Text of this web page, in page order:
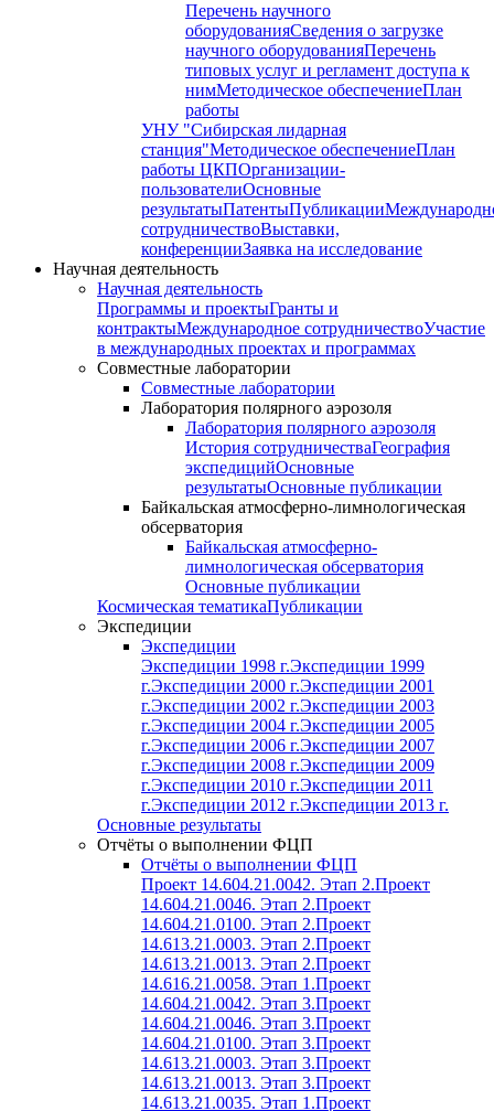
Перечень научного
оборудованияСведения о загрузке
научного оборудованияПеречень
типовых услуг и регламент доступа к
нимМетодическое обеспечениеПлан
работы
УНУ "Сибирская лидарная
станция"Методическое обеспечениеПлан
работы ЦКПОрганизации-
пользователиОсновные
результатыПатентыПубликации
сотрудничествоВыставки,
конференцииЗаявка на исследование
Научная деятельность
Научная деятельность
Программы и проектыГранты и
контрактыМеждународное сотрудничествоУчастие
в международных проектах и программах
Совместные лаборатории
Совместные лаборатории
Лаборатория полярного аэрозоля
Лаборатория полярного аэрозоля
История сотрудничестваГеография
экспедицийОсновные
результатыОсновные публикации
Байкальская атмосферно-лимнологическая
обсерватория
Байкальская атмосферно-
лимнологическая обсерватория
Основные публикации
Космическая тематикаПубликации
Экспедиции
Экспедиции
Экспедиции 1998 г.Экспедиции 1999
г.Экспедиции 2000 г.Экспедиции 2001
г.Экспедиции 2002 г.Экспедиции 2003
г.Экспедиции 2004 г.Экспедиции 2005
г.Экспедиции 2006 г.Экспедиции 2007
г.Экспедиции 2008 г.Экспедиции 2009
г.Экспедиции 2010 г.Экспедиции 2011
г.Экспедиции 2012 г.Экспедиции 2013 г.
Основные результаты
Отчёты о выполнении ФЦП
Отчёты о выполнении ФЦП
Проект 14.604.21.0042. Этап 2.Проект
14.604.21.0046. Этап 2.Проект
14.604.21.0100. Этап 2.Проект
14.613.21.0003. Этап 2.Проект
14.613.21.0013. Этап 2.Проект
14.616.21.0058. Этап 1.Проект
14.604.21.0042. Этап 3.Проект
14.604.21.0046. Этап 3.Проект
14.604.21.0100. Этап 3.Проект
14.613.21.0003. Этап 3.Проект
14.613.21.0013. Этап 3.Проект
14.613.21.0035. Этап 1.Проект